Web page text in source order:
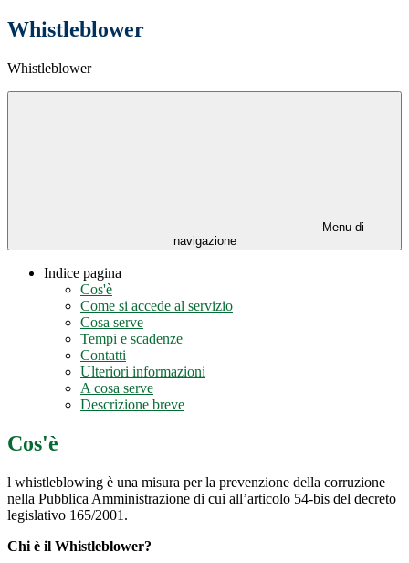
Whistleblower
Whistleblower
Menu di
navigazione
Indice pagina
Cos'è
Come si accede al servizio
Cosa serve
Tempi e scadenze
Contatti
Ulteriori informazioni
A cosa serve
Descrizione breve
Cos'è
l whistleblowing è una misura per la prevenzione della corruzione
nella Pubblica Amministrazione di cui all’articolo 54-bis del decreto
legislativo 165/2001.
Chi è il Whistleblower?